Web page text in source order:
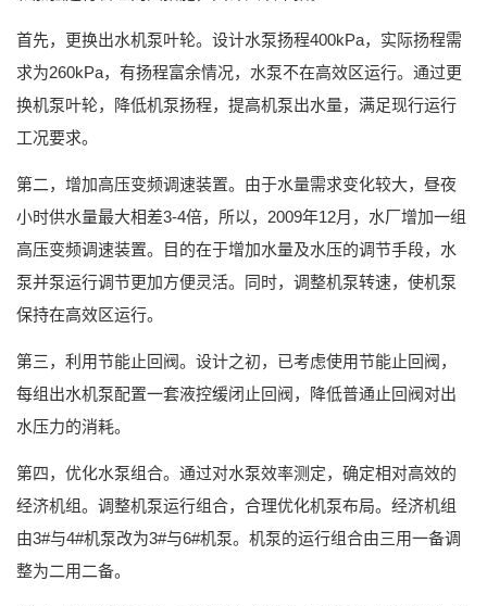
首先，更换出水机泵叶轮。设计水泵扬程400kPa，实际扬程需
求为260kPa，有扬程富余情况，水泵不在高效区运行。通过更
换机泵叶轮，降低机泵扬程，提高机泵出水量，满足现行运行
工况要求。
第二，增加高压变频调速装置。由于水量需求变化较大，昼夜
小时供水量最大相差3-4倍，所以， 2009年12月，水厂增加一组
高压变频调速装置。目的在于增加水量及水压的调节手段，水
泵并泵运行调节更加方便灵活。同时，调整机泵转速，使机泵
保持在高效区运行。
第三，利用节能止回阀。设计之初，已考虑使用节能止回阀，
每组出水机泵配置一套液控缓闭止回阀，降低普通止回阀对出
水压力的消耗。
第四，优化水泵组合。通过对水泵效率测定，确定相对高效的
经济机组。调整机泵运行组合，合理优化机泵布局。经济机组
由3#与4#机泵改为3#与6#机泵。机泵的运行组合由三用一备调
整为二用二备。